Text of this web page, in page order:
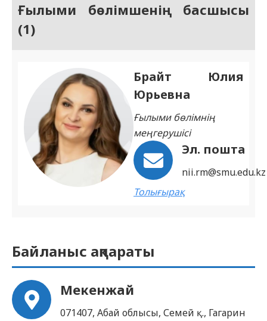
Ғылыми бөлімшенің басшысы
(1)
Брайт Юлия
Юрьевна
Ғылыми бөлімнің
меңгерушісі
Эл. пошта
nii.rm@smu.edu.kz
Толығырақ
Байланыс ақпараты
Мекенжай
071407, Абай облысы, Семей қ., Гагарин